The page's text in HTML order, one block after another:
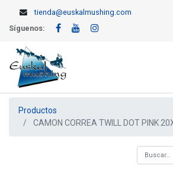
tienda@euskalmushing.com
Síguenos:
Productos
CAMON CORREA TWILL DOT PINK